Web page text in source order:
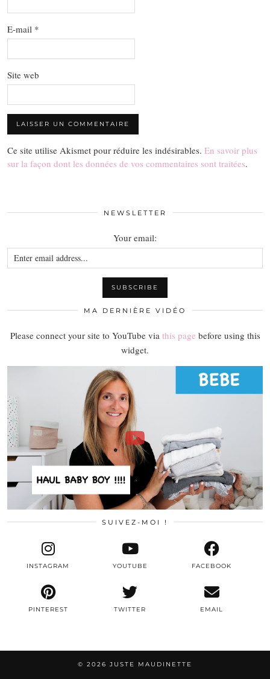
E-mail *
Site web
Ce site utilise Akismet pour réduire les indésirables. En savoir plus
sur la façon dont les données de vos commentaires sont traitées.
NEWSLETTER
Your email:
MA DERNIÈRE VIDÉO
Please connect your site to YouTube via this page before using this
widget.
SUIVEZ-MOI !
TWITTER
INSTAGRAM FACEBOOK
PINTEREST
YOUTUBE
EMAIL
© 2026 JUSTE MAUDINETTE